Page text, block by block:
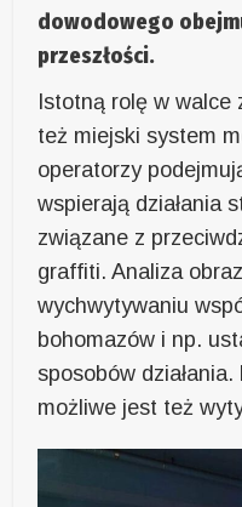
dowodowego
przeszłości.
Istotną rolę w walce
też miejski system
operatorzy
wspierają działania
związane z
graffiti. Analiza
wychwytywaniu
bohomazów i np.
sposobów
możliwe jest też